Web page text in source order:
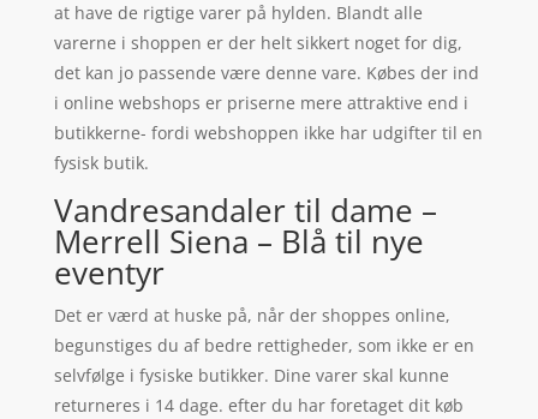
at have de rigtige varer på hylden. Blandt alle
varerne i shoppen er der helt sikkert noget for dig,
det kan jo passende være denne vare. Købes der ind
i online webshops er priserne mere attraktive end i
butikkerne- fordi webshoppen ikke har udgifter til en
fysisk butik.
Vandresandaler til dame –
Merrell Siena – Blå til nye
eventyr
Det er værd at huske på, når der shoppes online,
begunstiges du af bedre rettigheder, som ikke er en
selvfølge i fysiske butikker. Dine varer skal kunne
returneres i 14 dage. efter du har foretaget dit køb